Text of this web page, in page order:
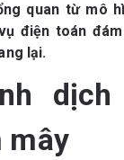
quan từ mô
điện toán
lại.
dịch
mây